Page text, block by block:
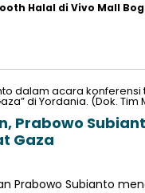
Halal di Vivo Mall Bogor
Prabowo
Gaza
Prabowo Subianto